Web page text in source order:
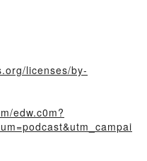
licenses/by-
edw.c0m?